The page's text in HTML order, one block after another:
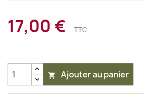
17,00 € TTC
 Ajouter au panier